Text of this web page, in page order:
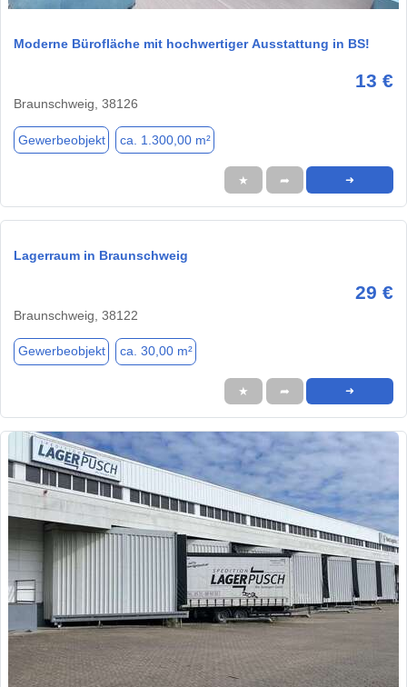
Moderne Bürofläche mit hochwertiger Ausstattung in BS!
13 €
Braunschweig, 38126
Gewerbeobjekt ca. 1.300,00 m²
★ ➦ ➜
Lagerraum in Braunschweig
29 €
Braunschweig, 38122
Gewerbeobjekt ca. 30,00 m²
★ ➦ ➜
1 / 1